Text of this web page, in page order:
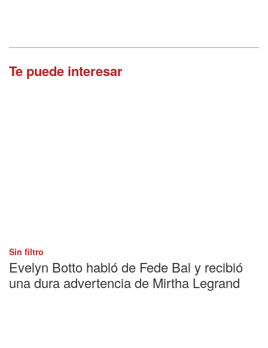
Te puede interesar
Sin filtro
Evelyn Botto habló de Fede Bal y recibió
una dura advertencia de Mirtha Legrand